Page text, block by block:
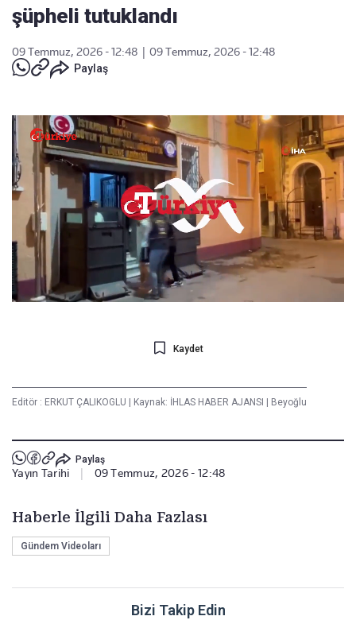
şüpheli tutuklandı
09 Temmuz, 2026 - 12:48
09 Temmuz, 2026 - 12:48
Paylaş
Kaydet
Editör : ERKUT ÇALIKOGLU Kaynak: İHLAS HABER AJANSI Beyoğlu
Paylaş
Yayın Tarihi 09 Temmuz, 2026 - 12:48
Haberle İlgili Daha Fazlası
Gündem Videoları
Bizi Takip Edin